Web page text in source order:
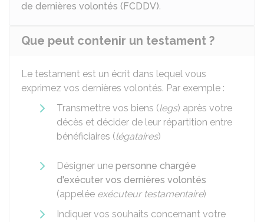
de dernières volontés (FCDDV).
Que peut contenir un testament ?
Le testament est un écrit dans lequel vous
exprimez vos dernières volontés. Par exemple :
Transmettre vos biens (legs) après votre
décès et décider de leur répartition entre
bénéficiaires (légataires)
Désigner une personne chargée
d'exécuter vos dernières volontés
(appelée exécuteur testamentaire)
Indiquer vos souhaits concernant votre